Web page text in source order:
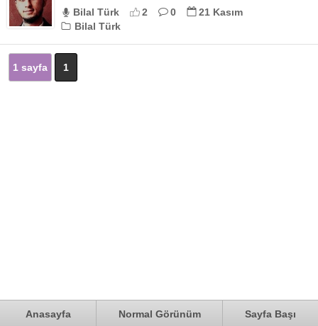
Bilal Türk 2 0
21 Kasım
Bilal Türk
1 sayfa 1
Anasayfa Normal Görünüm Sayfa Başı